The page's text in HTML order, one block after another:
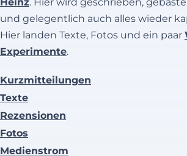
und gelegentlich auch alles wieder
Hier landen Texte, Fotos und ein paar
Experimente.
Kurzmitteilungen
Texte
Rezensionen
Fotos
Medienstrom